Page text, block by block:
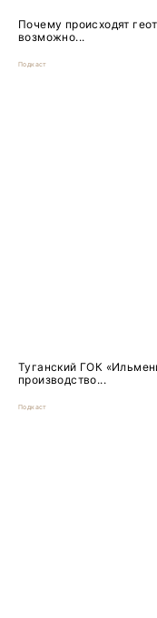
Почему происходят
возможно...
Подкаст
Туганский ГОК
производство...
Подкаст